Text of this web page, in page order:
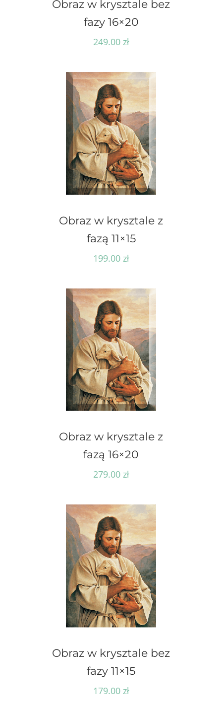
Obraz w krysztale bez
fazy 16×20
249.00 zł
Obraz w krysztale z
fazą 11×15
199.00 zł
Obraz w krysztale z
fazą 16×20
279.00 zł
Obraz w krysztale bez
fazy 11×15
179.00 zł